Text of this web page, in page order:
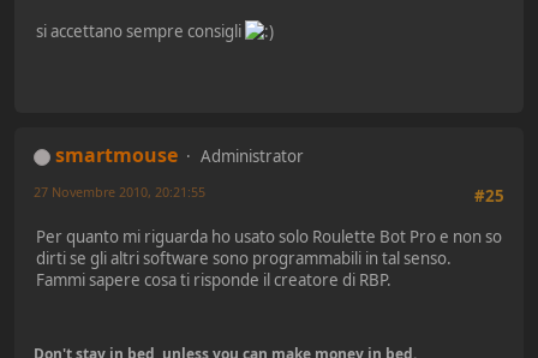
si accettano sempre consigli
smartmouse
Administrator
#25
27 Novembre 2010, 20:21:55
Per quanto mi riguarda ho usato solo Roulette Bot Pro e non so
dirti se gli altri software sono programmabili in tal senso.
Fammi sapere cosa ti risponde il creatore di RBP.